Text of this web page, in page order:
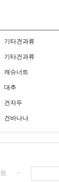
기타견과류
기타건과류
캐슈너트
대추
건자두
건바나나
원 ~